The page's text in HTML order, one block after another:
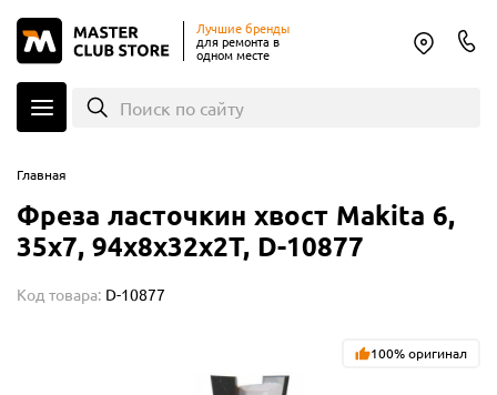
Лучшие бренды
для ремонта в
одном месте
Поиск по сайту
Главная
Фреза ласточкин хвост Makita 6,
35х7, 94х8х32х2Т, D-10877
Код товара: D-10877
100% оригинал